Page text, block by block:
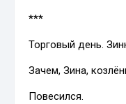
***
Торговый день.
Зачем, Зина,
Повесился.